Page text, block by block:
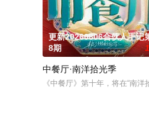
更新20260806合伙人手记
8期
中餐厅·南洋拾光季
《中餐厅》第十年，将在“南